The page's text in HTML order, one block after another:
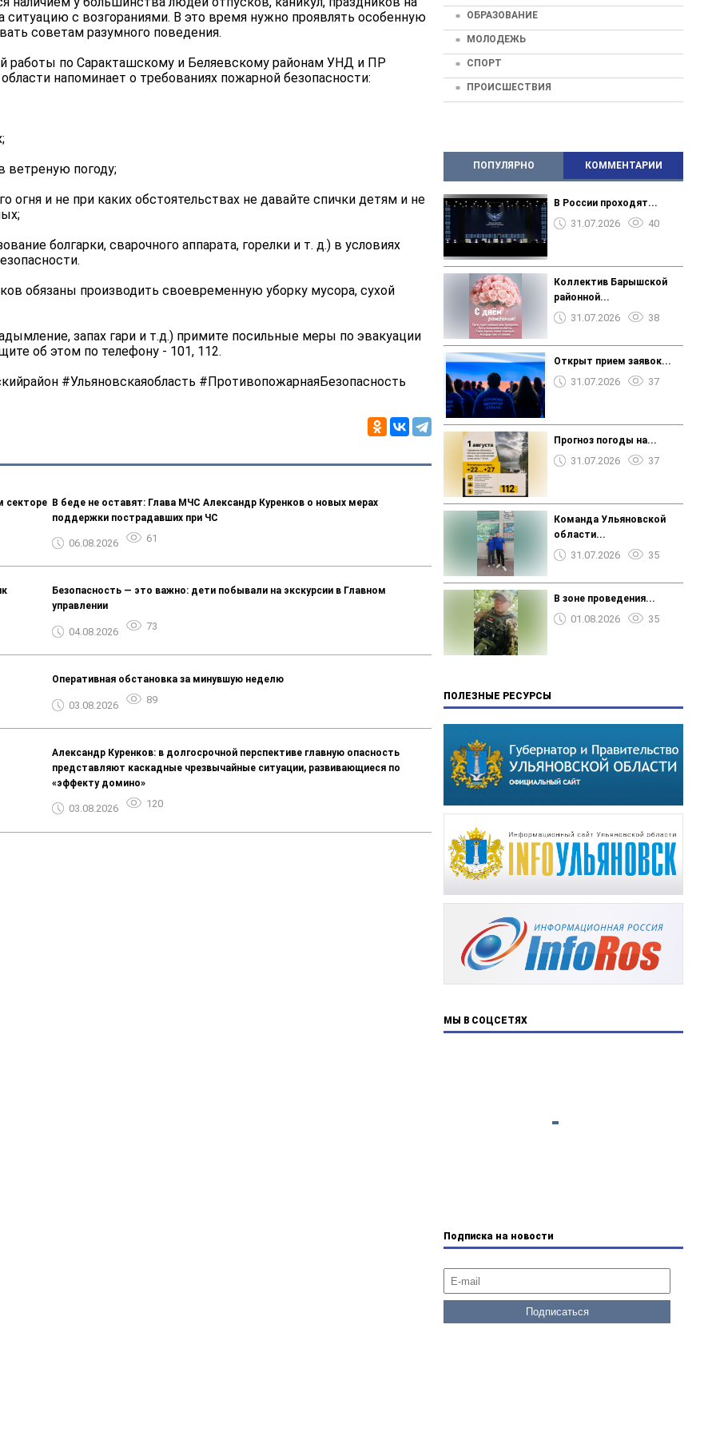
ситуацию с возгораниями. В это время нужно проявлять особенную
советам разумного поведения.
работы по Саракташскому и Беляевскому районам УНД и ПР
напоминает о требованиях пожарной безопасности:
ветреную погоду;
огня и не при каких обстоятельствах не давайте спички детям и не
болгарки, сварочного аппарата, горелки и т. д.) в условиях
обязаны производить своевременную уборку мусора, сухой
запах гари и т.д.) примите посильные меры по эвакуации
об этом по телефону - 101, 112.
#Ульяновскаяобласть #ПротивопожарнаяБезопасность
секторе В беде не оставят: Глава МЧС Александр Куренков о новых мерах
поддержки пострадавших при ЧС
06.08.2026 61
Безопасность — это важно: дети побывали на экскурсии в Главном
управлении
04.08.2026 73
Оперативная обстановка за минувшую неделю
03.08.2026 89
Александр Куренков: в долгосрочной перспективе главную опасность
представляют каскадные чрезвычайные ситуации, развивающиеся по
«эффекту домино»
03.08.2026 120
ОБРАЗОВАНИЕ
МОЛОДЕЖЬ
СПОРТ
ПРОИСШЕСТВИЯ
ПОПУЛЯРНО КОММЕНТАРИИ
В России проходят...
31.07.2026 40
Коллектив Барышской
районной...
31.07.2026 38
Открыт прием заявок...
31.07.2026 37
Прогноз погоды на...
31.07.2026 37
Команда Ульяновской
области...
31.07.2026 35
В зоне проведения...
01.08.2026 35
ПОЛЕЗНЫЕ РЕСУРСЫ
МЫ В СОЦСЕТЯХ
Подписка на новости